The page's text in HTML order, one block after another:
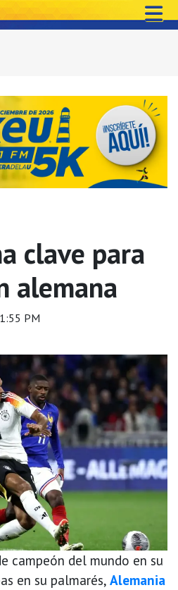
clave para
alemana
PM
campeón del mundo en su
en su palmarés, Alemania